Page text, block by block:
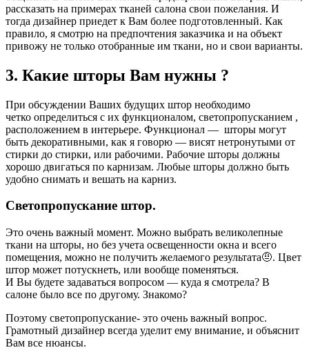
рассказать на примерах тканей салона свои пожелания. И
тогда дизайнер приедет к Вам более подготовленный. Как
правило, я смотрю на предпочтения заказчика и на объект
привожу не только отобранные им ткани, но и свои варианты.
3. Какие шторы Вам нужны ?
При обсуждении Ваших будущих штор необходимо
четко определиться с их функционалом, светопропусканием ,
расположением в интерьере. Функционал — шторы могут
быть декоративными, как я говорю — висят нетронутыми от
стирки до стирки, или рабочими. Рабочие шторы должны
хорошо двигаться по карнизам. Любые шторы должно быть
удобно снимать и вешать на карниз.
Светопропускание штор.
Это очень важный момент. Можно выбрать великолепные
ткани на шторы, но без учета освещенности окна и всего
помещения, можно не получить желаемого результата🤨. Цвет
штор может потускнеть, или вообще поменяться.
И Вы будете задаваться вопросом — куда я смотрела? В
салоне было все по другому. Знакомо?
Поэтому светопропускание- это очень важный вопрос.
Грамотный дизайнер всегда уделит ему внимание, и объяснит
Вам все нюансы.